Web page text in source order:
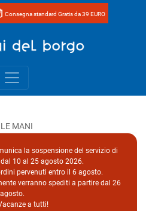
Consegna standard Gratis da 39 EURO
MANI
la sospensione del servizio di
10 al 25 agosto 2026.
pervenuti entro il 6 agosto.
verranno spediti a partire dal 26
agosto.
a tutti!